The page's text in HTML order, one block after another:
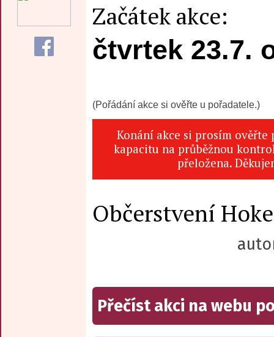
Začátek akce:
čtvrtek 23.7.
(Pořádání akce si ověřte u pořadatele.)
Konání akce si prosím ověřte
kapacitu na průběžnou
přeložena.
Občerstvení
Přečíst akci na webu